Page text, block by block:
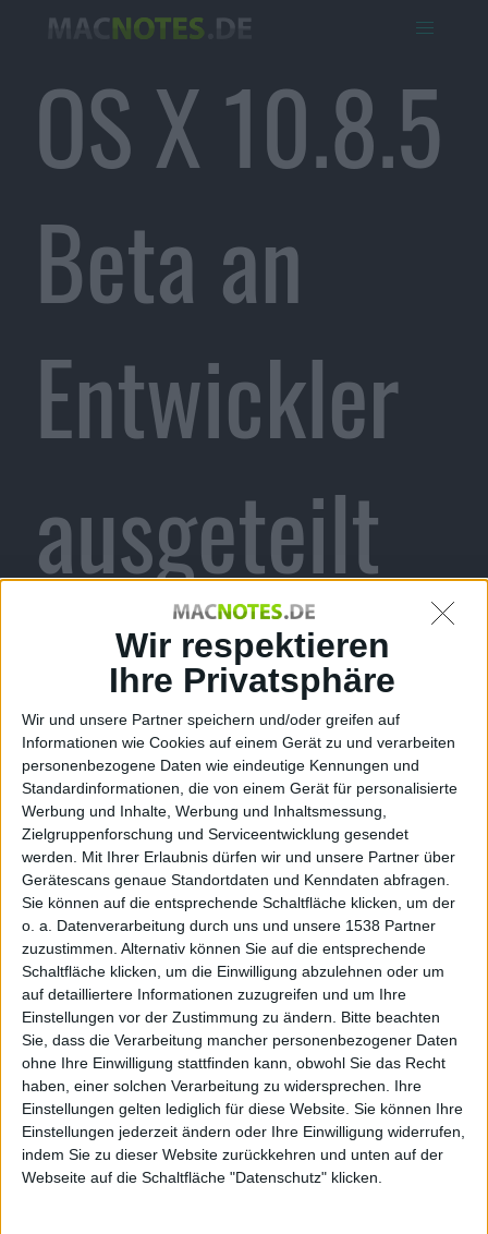
Wir respektieren
Ihre Privatsphäre
Wir und unsere Partner speichern und/oder greifen auf
Informationen wie Cookies auf einem Gerät zu und verarbeiten
personenbezogene Daten wie eindeutige Kennungen und
Standardinformationen, die von einem Gerät für personalisierte
Werbung und Inhalte, Werbung und Inhaltsmessung,
Zielgruppenforschung und Serviceentwicklung gesendet
werden. Mit Ihrer Erlaubnis dürfen wir und unsere Partner über
Gerätescans genaue Standortdaten und Kenndaten abfragen.
Sie können auf die entsprechende Schaltfläche klicken, um der
o. a. Datenverarbeitung durch uns und unsere 1538 Partner
zuzustimmen. Alternativ können Sie auf die entsprechende
Schaltfläche klicken, um die Einwilligung abzulehnen oder um
auf detailliertere Informationen zuzugreifen und um Ihre
Einstellungen vor der Zustimmung zu ändern. Bitte beachten
Sie, dass die Verarbeitung mancher personenbezogener Daten
ohne Ihre Einwilligung stattfinden kann, obwohl Sie das Recht
haben, einer solchen Verarbeitung zu widersprechen. Ihre
Einstellungen gelten lediglich für diese Website. Sie können Ihre
Einstellungen jederzeit ändern oder Ihre Einwilligung widerrufen,
indem Sie zu dieser Website zurückkehren und unten auf der
Webseite auf die Schaltfläche "Datenschutz" klicken.
OS X 10.8.5
Beta an
Entwickler
ausgeteilt
Alexander Trust, den 19. Juni 2013
Mac OS X 10.8
Mountain Lion
Applehat heute eine Pre-release-
Beta-Version vonOS X 10.8.5
seine Entwickler ausgeteilt. Der
Download des Updates für
Mountain Lion ist für angemeldete
Entwickler über den MacApp Store
verfügbar.
Seit heute könnenApple-Entwickler OS X 10.8.5 in
einer Pre-release-Version herunterladen. Diese trägt die
Build-Nummer 12F9 und es wird den Entwicklern
nahegelegt auf Wi-Fi, Grafik, das Aufwachen aus dem
Ruhezustand, die Ansicht von PDF-Dateien und
allgemeine „Verfügbarkeit“ des Betriebssystems zu
achten.
Darüber hinaus, soschreibtMark Gurman, haben auch
die Mitarbeiter von Apples Ladengeschäften die neue
Beta von OS X 10.8.5 erhalten, um diese zu prüfen.
Letztere haben außerdem Zugang zurBeta von OS X
Mavericks erhalten.
Zuletzt warAnfang Juni OS X 10.8.4für alle Mac-